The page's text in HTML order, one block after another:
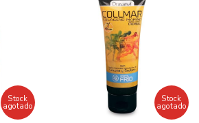
Stock
agotado
Stock
agotado